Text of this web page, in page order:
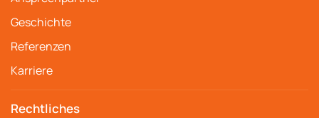
Geschichte
Referenzen
Karriere
Rechtliches